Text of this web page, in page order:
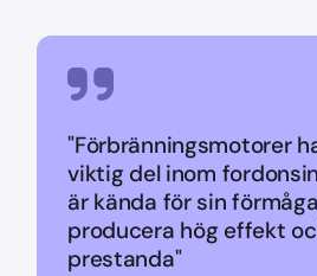
"Förbränningsmotorer
viktig del inom
är kända för sin
producera hög effekt
prestanda"